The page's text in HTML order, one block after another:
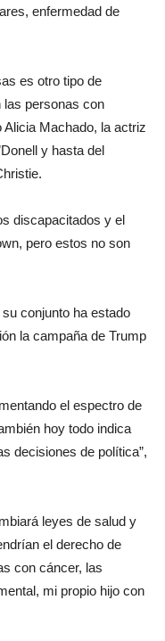
enfermedad de
es otro tipo de
las personas con
Machado, la actriz
y hasta del
discapacitados y el
pero estos no son
conjunto ha estado
la campaña de Trump
el espectro de
hoy todo indica
decisiones de política”,
leyes de salud y
el derecho de
con cáncer, las
mi propio hijo con